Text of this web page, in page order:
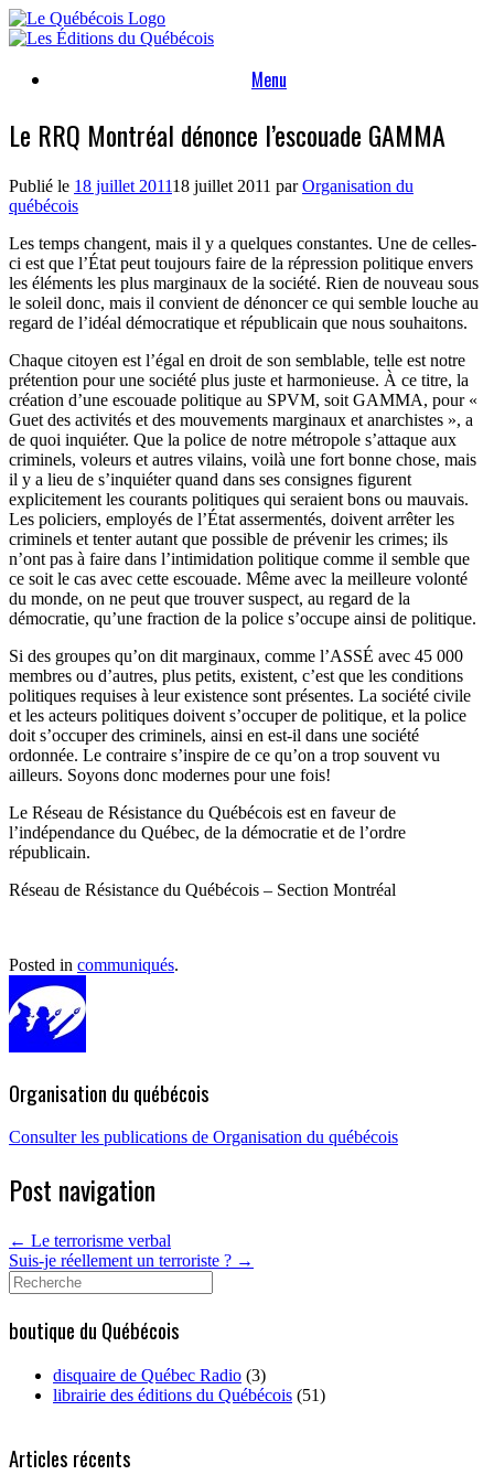
Skip
to
Menu
Le RRQ Montréal dénonce l’escouade GAMMA
Publié le 18 juillet 201118 juillet 2011 parOrganisation du
québécois
Les temps changent, mais il y a quelques constantes. Une de celles-
ci est que l’État peut toujours faire de la répression politique envers
les éléments les plus marginaux de la société. Rien de nouveau sous
le soleil donc, mais il convient de dénoncer ce qui semble louche au
regard de l’idéal démocratique et républicain que nous souhaitons.
Chaque citoyen est l’égal en droit de son semblable, telle est notre
prétention pour une société plus juste et harmonieuse. À ce titre, la
création d’une escouade politique au SPVM, soit GAMMA, pour «
Guet des activités et des mouvements marginaux et anarchistes », a
de quoi inquiéter. Que la police de notre métropole s’attaque aux
criminels, voleurs et autres vilains, voilà une fort bonne chose, mais
il y a lieu de s’inquiéter quand dans ses consignes figurent
explicitement les courants politiques qui seraient bons ou mauvais.
Les policiers, employés de l’État assermentés, doivent arrêter les
criminels et tenter autant que possible de prévenir les crimes; ils
n’ont pas à faire dans l’intimidation politique comme il semble que
ce soit le cas avec cette escouade. Même avec la meilleure volonté
du monde, on ne peut que trouver suspect, au regard de la
démocratie, qu’une fraction de la police s’occupe ainsi de politique.
Si des groupes qu’on dit marginaux, comme l’ASSÉ avec 45 000
membres ou d’autres, plus petits, existent, c’est que les conditions
politiques requises à leur existence sont présentes. La société civile
et les acteurs politiques doivent s’occuper de politique, et la police
doit s’occuper des criminels, ainsi en est-il dans une société
ordonnée. Le contraire s’inspire de ce qu’on a trop souvent vu
ailleurs. Soyons donc modernes pour une fois!
Le Réseau de Résistance du Québécois est en faveur de
l’indépendance du Québec, de la démocratie et de l’ordre
républicain.
Réseau de Résistance du Québécois – Section Montréal
Posted in communiqués.
Organisation du québécois
Consulter les publications de Organisation du québécois
Post navigation
← Le terrorisme verbal
Suis-je réellement un terroriste ? →
Search
for:
boutique du Québécois
disquaire de Québec Radio (3)
librairie des éditions du Québécois (51)
Articles récents